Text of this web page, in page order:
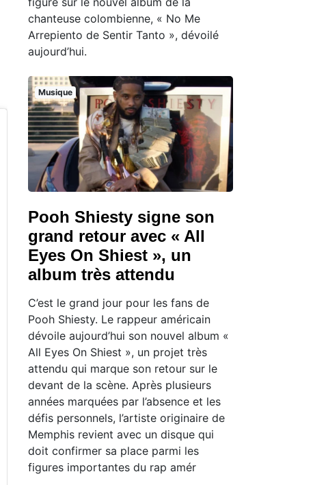
chanteuse colombienne, « No Me
Arrepiento de Sentir Tanto », dévoilé
aujourd’hui.
Musique
Pooh Shiesty signe son
grand retour avec « All
Eyes On Shiest », un
album très attendu
C’est le grand jour pour les fans de
Pooh Shiesty. Le rappeur américain
dévoile aujourd’hui son nouvel album «
All Eyes On Shiest », un projet très
attendu qui marque son retour sur le
devant de la scène. Après plusieurs
années marquées par l’absence et les
défis personnels, l’artiste originaire de
Memphis revient avec un disque qui
doit confirmer sa place parmi les
figures importantes du rap amér